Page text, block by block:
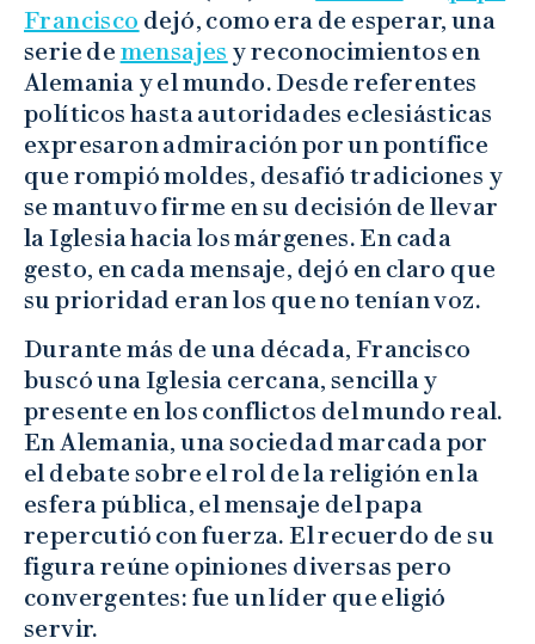
Francisco dejó, como era de esperar, una
serie de mensajes y reconocimientos en
Alemania y el mundo. Desde referentes
políticos hasta autoridades eclesiásticas
expresaron admiración por un pontífice
que rompió moldes, desafió tradiciones y
se mantuvo firme en su decisión de llevar
la Iglesia hacia los márgenes. En cada
gesto, en cada mensaje, dejó en claro que
su prioridad eran los que no tenían voz.
Durante más de una década, Francisco
buscó una Iglesia cercana, sencilla y
presente en los conflictos del mundo real.
En Alemania, una sociedad marcada por
el debate sobre el rol de la religión en la
esfera pública, el mensaje del papa
repercutió con fuerza. El recuerdo de su
figura reúne opiniones diversas pero
convergentes: fue un líder que eligió
servir.